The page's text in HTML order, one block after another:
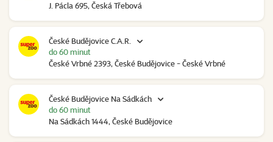
J. Pácla 695, Česká Třebová
České Budějovice C.A.R.
České Vrbné 2393, České Budějovice - České Vrbné
do 60 minut
České Budějovice Na Sádkách
Na Sádkách 1444, České Budějovice
do 60 minut